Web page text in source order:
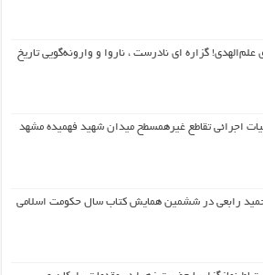
علم‌الهدی! گزاره ای نادرست ، ناروا و وارونه‌گویی تاریخ
اجرائی تقاطع غیرهمسطح میدان شهید فهمیده مشهد
رابعی در ششمین همایش کتاب سال حکومت اسلامی